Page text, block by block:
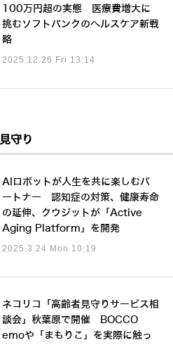
100万円超の実態 医療費増大に
挑むソフトバンクのヘルスケア新戦
略
2025.12.26 Fri 13:14
見守り
AIロボットが人生を共に楽しむパ
ートナー 認知症の対策、健康寿命
の延伸、クウジットが「Active
Aging Platform」を開発
2025.3.24 Mon 10:19
ネコリコ「高齢者見守りサービス相
談会」秋葉原で開催 BOCCO
emoや「まもりこ」を実際に触っ